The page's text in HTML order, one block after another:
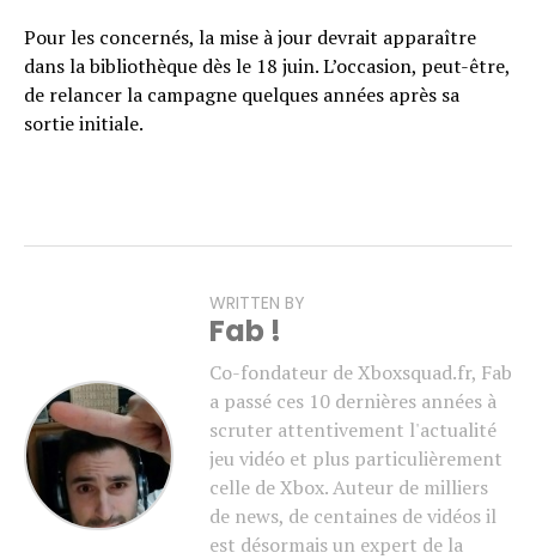
Pour les concernés, la mise à jour devrait apparaître
dans la bibliothèque dès le 18 juin. L’occasion, peut-être,
de relancer la campagne quelques années après sa
sortie initiale.
WRITTEN BY
Fab !
Co-fondateur de Xboxsquad.fr, Fab
a passé ces 10 dernières années à
scruter attentivement l'actualité
jeu vidéo et plus particulièrement
celle de Xbox. Auteur de milliers
de news, de centaines de vidéos il
est désormais un expert de la